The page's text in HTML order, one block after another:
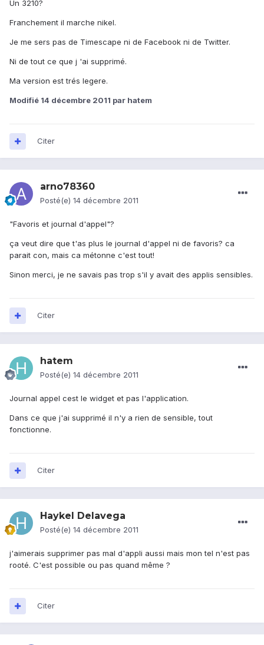
Un 3210?
Franchement il marche nikel.
Je me sers pas de Timescape ni de Facebook ni de Twitter.
Ni de tout ce que j 'ai supprimé.
Ma version est trés legere.
Modifié 14 décembre 2011 par hatem
Citer
arno78360
Posté(e) 14 décembre 2011
"Favoris et journal d'appel"?
ça veut dire que t'as plus le journal d'appel ni de favoris? ca
parait con, mais ca métonne c'est tout!
Sinon merci, je ne savais pas trop s'il y avait des applis sensibles.
Citer
hatem
Posté(e) 14 décembre 2011
Journal appel cest le widget et pas l'application.
Dans ce que j'ai supprimé il n'y a rien de sensible, tout
fonctionne.
Citer
Haykel Delavega
Posté(e) 14 décembre 2011
j'aimerais supprimer pas mal d'appli aussi mais mon tel n'est pas
rooté. C'est possible ou pas quand même ?
Citer